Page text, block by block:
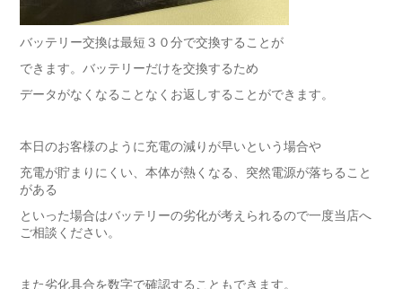
バッテリー交換は最短３０分で交換することが
できます。バッテリーだけを交換するため
データがなくなることなくお返しすることができます。
本日のお客様のように充電の減りが早いという場合や
充電が貯まりにくい、本体が熱くなる、突然電源が落ちること
がある
といった場合はバッテリーの劣化が考えられるので一度当店へ
ご相談ください。
また劣化具合を数字で確認することもできます。